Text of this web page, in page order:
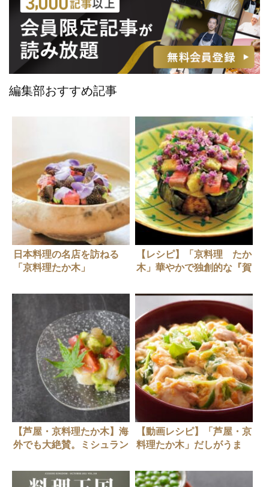
編集部おすすめ記事
日本料理の名店を訪ねる
「京料理たか木」
【レシピ】「京料理 たか
木」華やかで独創的な『賀
【芦屋・京料理たか木】海
外でも大絶賛。ミシュラン
方
【動画レシピ】「芦屋・京
料理たか木」だしがうま